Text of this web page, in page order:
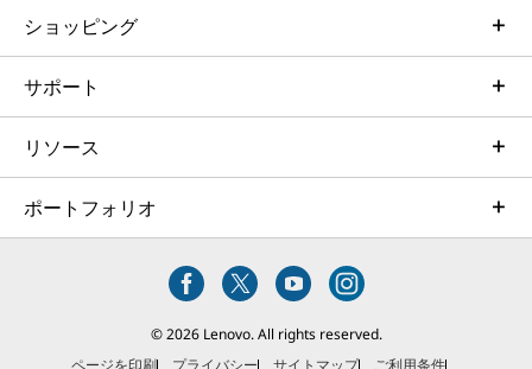
ショッピング
サポート
リソース
ポートフォリオ
© 2026 Lenovo. All rights reserved.
ページを印刷
プライバシー サイトマップ ご利用条件